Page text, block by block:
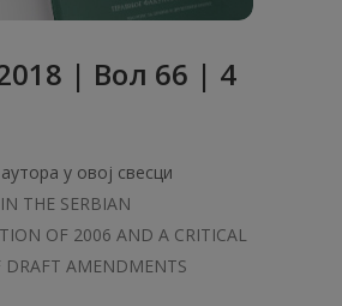
| Вол 66 | 4
у овој свесци
THE SERBIAN
OF 2006 AND A CRITICAL
DRAFT AMENDMENTS